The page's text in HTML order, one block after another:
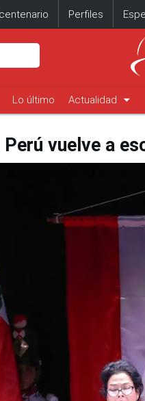
Perfiles
Lo último Actualidad arrow_drop_down
vuelve a